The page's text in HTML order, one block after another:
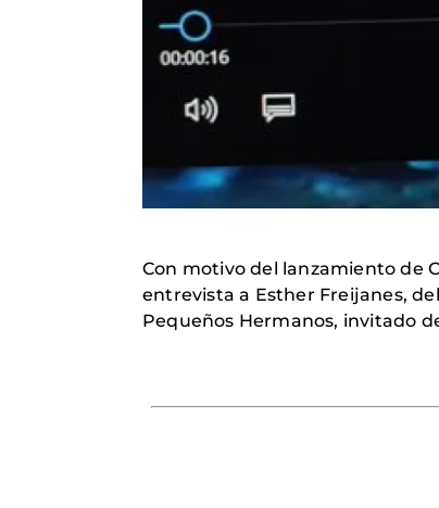
Con motivo del lanzamiento de
entrevista a Esther Freijanes,
Pequeños Hermanos, invitado